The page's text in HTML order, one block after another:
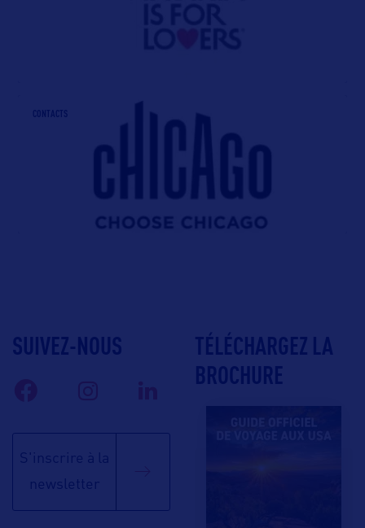
CONTACTS
SUIVEZ-NOUS
S'inscrire à la
newsletter
TÉLÉCHARGEZ LA
BROCHURE